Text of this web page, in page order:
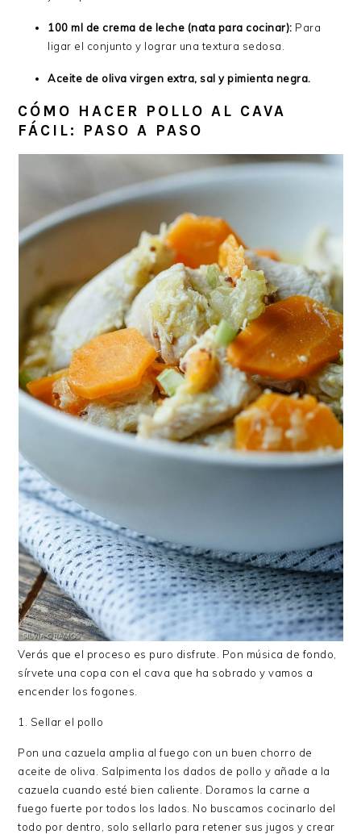
100 ml de crema de leche (nata para cocinar): Para
ligar el conjunto y lograr una textura sedosa.
Aceite de oliva virgen extra, sal y pimienta negra.
CÓMO HACER POLLO AL CAVA
FÁCIL: PASO A PASO
Verás que el proceso es puro disfrute. Pon música de fondo,
sírvete una copa con el cava que ha sobrado y vamos a
encender los fogones.
1. Sellar el pollo
Pon una cazuela amplia al fuego con un buen chorro de
aceite de oliva. Salpimenta los dados de pollo y añade a la
cazuela cuando esté bien caliente. Doramos la carne a
fuego fuerte por todos los lados. No buscamos cocinarlo del
todo por dentro, solo sellarlo para retener sus jugos y crear